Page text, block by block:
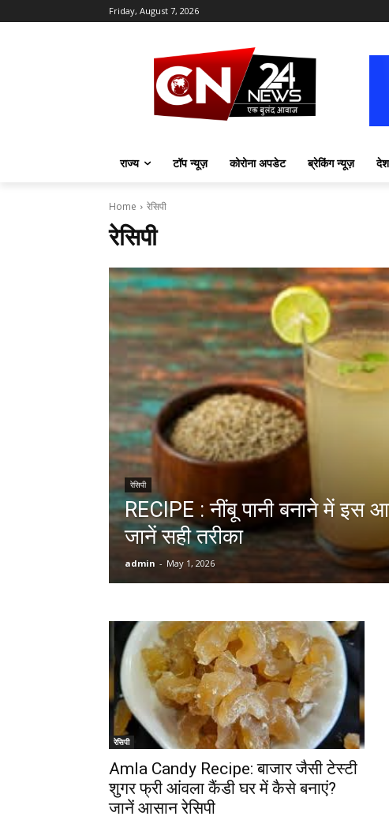
Friday, August 7, 2026
राज्य टॉप न्यूज़ कोरोना अपडेट ब्रेकिंग न्यूज़ देश
Home रेसिपी
रेसिपी
रेसिपी
RECIPE : नींबू पानी बनाने में इस
जानें सही तरीका
admin - May 1, 2026
रेसिपी
Amla Candy Recipe: बाजार जैसी टेस्टी
शुगर फ्री आंवला कैंडी घर में कैसे बनाएं?
जानें आसान रेसिपी